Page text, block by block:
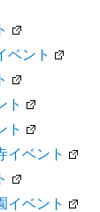
ベント
ト
ト
イベント
イベント